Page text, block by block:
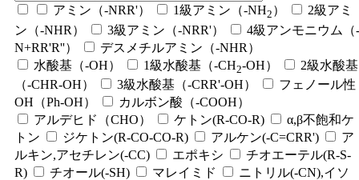
アミン（-NRR'） 1級アミン（-NH2 ）
2級アミ
ン（-NHR）
3級アミン（-NRR'）
4級アンモニウム（-
N+RR'R''）
デスメチルアミン（-NHR）
水酸基（-OH）
1級水酸基（-CH2-OH）
2級水酸基
（-CHR-OH）
3級水酸基（-CRR'-OH）
フェノール性
OH（Ph-OH）
カルボン酸（-COOH）
アルデヒド（CHO）
ケトン(R-CO-R)
α,β不飽和ケ
トン
ジケトン(R-CO-CO-R) アルケン(-C=CRR')
ア
ルキン,アセチレン(-CC)
エポキシ
チオエーテル(R-S-
R)
チオール(-SH) マレイミド
ニトリル(-CN),イソ